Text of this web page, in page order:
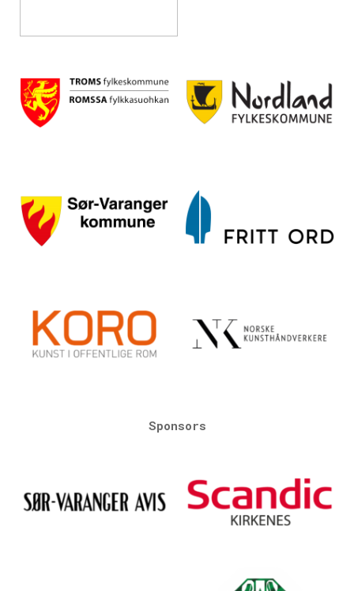
Sponsors